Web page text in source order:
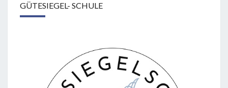
GÜTESIEGEL- SCHULE